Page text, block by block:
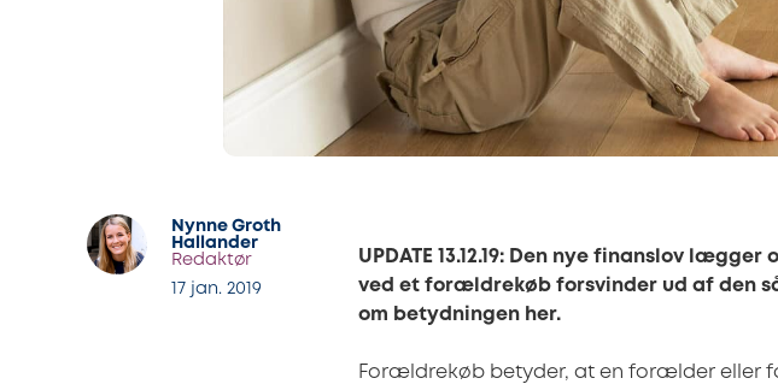
Nynne Groth
Hallander
Redaktør
17 jan. 2019
UPDATE 13.12.19: Den nye finanslov
ved et forældrekøb forsvinder ud af den
om betydningen her.
Forældrekøb betyder, at en forælder eller